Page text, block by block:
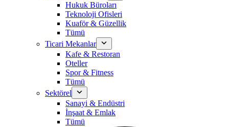
Hukuk Büroları
Teknoloji Ofisleri
Kuaför & Güzellik
Tümü
Ticari Mekanlar
Kafe & Restoran
Oteller
Spor & Fitness
Tümü
Sektörel
Sanayi & Endüstri
İnşaat & Emlak
Tümü